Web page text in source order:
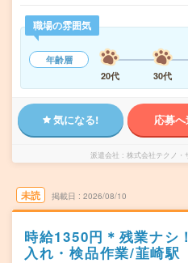
職場の雰囲気
年齢層
20代
30代
気になる! 応募
派遣会社 株式会社テクノ・
未読 掲載日 2026/08/10
時給1350円＊残業ナシ
入れ・検品作業/韮崎駅